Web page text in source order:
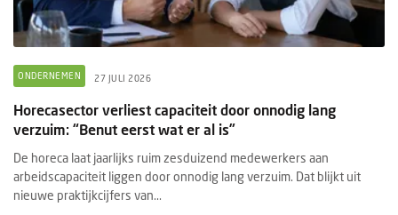
ONDERNEMEN 27 JULI 2026
Horecasector verliest capaciteit door onnodig lang
verzuim: “Benut eerst wat er al is”
De horeca laat jaarlijks ruim zesduizend medewerkers aan
arbeidscapaciteit liggen door onnodig lang verzuim. Dat blijkt uit
nieuwe praktijkcijfers van...